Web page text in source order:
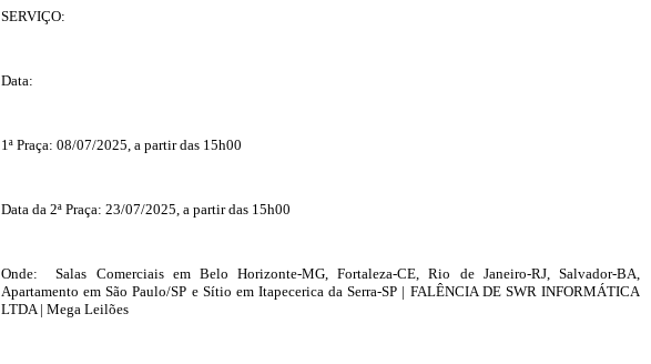
SERVIÇO:
Data:
1ª Praça: 08/07/2025, a partir das 15h00
Data da 2ª Praça: 23/07/2025, a partir das 15h00
Onde: Salas Comerciais em Belo Horizonte-MG, Fortaleza-CE, Rio de Janeiro-RJ, Salvador-BA,
Apartamento em São Paulo/SP e Sítio em Itapecerica da Serra-SP | FALÊNCIA DE SWR INFORMÁTICA
LTDA | Mega Leilões